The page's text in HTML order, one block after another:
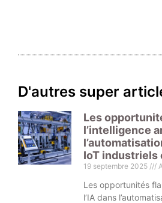
D'autres super
Les
l’intelligence
IoT industriels
19 septembre 2025
Les opportunités
l’IA dans